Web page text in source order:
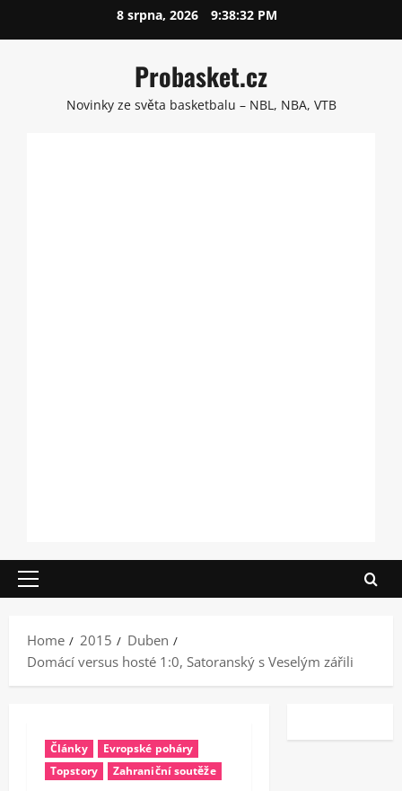
8 srpna, 2026 9:38:33 PM
Probasket.cz
Novinky ze světa basketbalu – NBL, NBA, VTB
Primary
Home
2015
Duben
Domácí versus hosté 1:0, Satoranský s Veselým zářili
Články
Evropské poháry
Topstory
Zahraniční soutěže